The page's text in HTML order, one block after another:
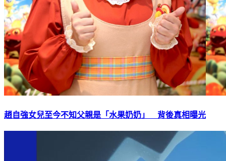
趙自強女兒至今不知父親是「水果奶奶」 背後真相曝光